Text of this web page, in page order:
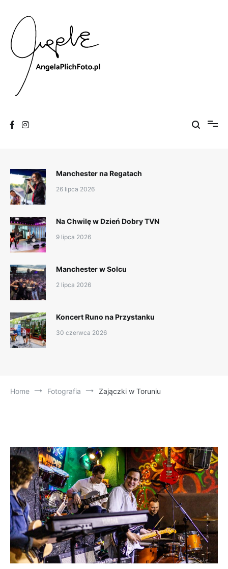
content
Manchester na Regatach
26 lipca 2026
Na Chwilę w Dzień Dobry TVN
9 lipca 2026
Manchester w Solcu
2 lipca 2026
Koncert Runo na Przystanku
30 czerwca 2026
Home Fotografia Zajączki w Toruniu